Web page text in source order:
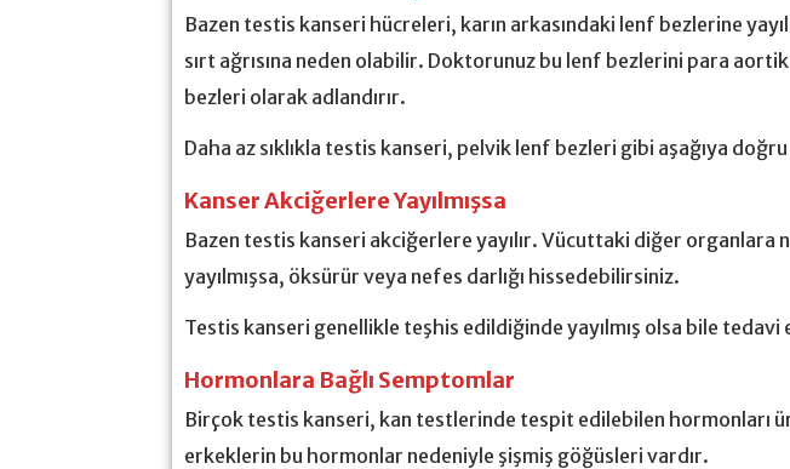
Bazen testis kanseri hücreleri, karın arkasındaki lenf bezlerine
sırt ağrısına neden olabilir. Doktorunuz bu lenf bezlerini para
bezleri olarak adlandırır.
Daha az sıklıkla testis kanseri, pelvik lenf bezleri gibi aşağıya
Kanser Akciğerlere Yayılmışsa
Bazen testis kanseri akciğerlere yayılır. Vücuttaki diğer organlara
yayılmışsa, öksürür veya nefes darlığı hissedebilirsiniz.
Testis kanseri genellikle teşhis edildiğinde yayılmış olsa bile tedavi
Hormonlara Bağlı Semptomlar
Birçok testis kanseri, kan testlerinde tespit edilebilen hormonları
erkeklerin bu hormonlar nedeniyle şişmiş göğüsleri vardır.